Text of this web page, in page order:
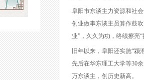
阜阳市东谈主力资源和社
创业做事东谈主员算作鼓
业”，久久为功，络续擦亮
旧年以来，阜阳还实施“
先后在华东理工大学等30
万东谈主，创历史新高。